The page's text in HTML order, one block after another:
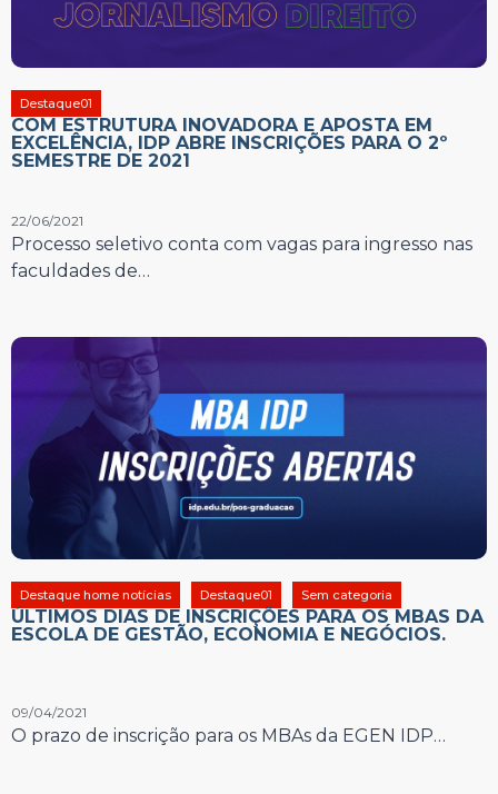
Destaque01
COM ESTRUTURA INOVADORA E APOSTA EM
EXCELÊNCIA, IDP ABRE INSCRIÇÕES PARA O 2º
SEMESTRE DE 2021
22/06/2021
Processo seletivo conta com vagas para ingresso nas
faculdades de…
Destaque home notícias Destaque01 Sem categoria
ÚLTIMOS DIAS DE INSCRIÇÕES PARA OS MBAS DA
ESCOLA DE GESTÃO, ECONOMIA E NEGÓCIOS.
09/04/2021
O prazo de inscrição para os MBAs da EGEN IDP…